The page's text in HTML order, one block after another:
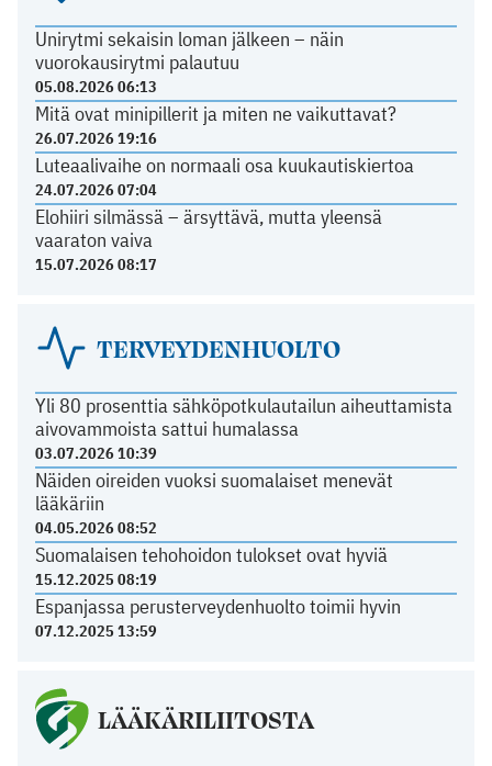
Unirytmi sekaisin loman jälkeen – näin
vuorokausirytmi palautuu
05.08.2026 06:13
Mitä ovat minipillerit ja miten ne vaikuttavat?
26.07.2026 19:16
Luteaalivaihe on normaali osa kuukautiskiertoa
24.07.2026 07:04
Elohiiri silmässä – ärsyttävä, mutta yleensä
vaaraton vaiva
15.07.2026 08:17
TERVEYDENHUOLTO
Yli 80 prosenttia sähköpotkulautailun aiheuttamista
aivovammoista sattui humalassa
03.07.2026 10:39
Näiden oireiden vuoksi suomalaiset menevät
lääkäriin
04.05.2026 08:52
Suomalaisen tehohoidon tulokset ovat hyviä
15.12.2025 08:19
Espanjassa perusterveydenhuolto toimii hyvin
07.12.2025 13:59
LÄÄKÄRILIITOSTA